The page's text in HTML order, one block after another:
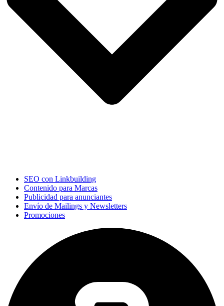
SEO con Linkbuilding
Contenido para Marcas
Publicidad para anunciantes
Envío de Mailings y Newsletters
Promociones